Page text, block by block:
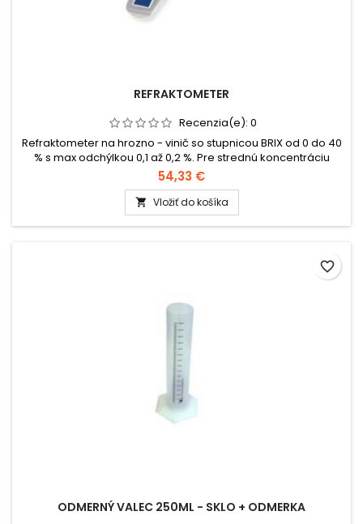
REFRAKTOMETER
Recenzia(e): 0
Refraktometer na hrozno - vinič so stupnicou BRIX od 0 do 40
% s max odchýlkou 0,1 až 0,2 %. Pre strednú koncentráciu
cukru v šťavách. Stupnica Brix udáva 1° stupnice = 1g cukru v
100 g roztoku. Slúži i na meranie pravdepodobného alkoholu
v budúcom víne od 0 do 25 % Vol., s max. odchýlkou 0,2% Vol.
(Ide o matematický prepočet na predpokladaný alkohol pri...
54,33 €
 Vložiť do košíka
ODMERNÝ VALEC 250ML - SKLO + ODMERKA
favorite_border